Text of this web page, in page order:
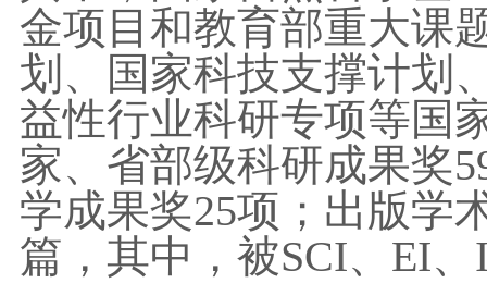
金项目和教育部重大课
划、国家科技支撑计划
益性行业科研专项等国
家、省部级科研成果奖
学成果奖25项；出版学
篇，其中，被SCI、EI